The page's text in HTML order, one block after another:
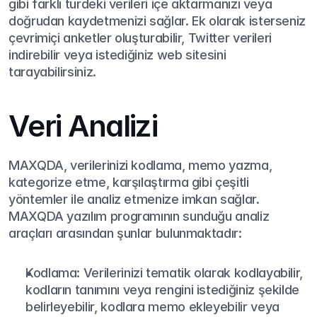
gibi farklı türdeki verileri içe aktarmanızı veya
doğrudan kaydetmenizi sağlar. Ek olarak isterseniz
çevrimiçi anketler oluşturabilir, Twitter verileri
indirebilir veya istediğiniz web sitesini
tarayabilirsiniz.
Veri Analizi
MAXQDA, verilerinizi kodlama, memo yazma,
kategorize etme, karşılaştırma gibi çeşitli
yöntemler ile analiz etmenize imkan sağlar.
MAXQDA yazılım programının sunduğu analiz
araçları arasından şunlar bulunmaktadır:
Kodlama: Verilerinizi tematik olarak kodlayabilir,
kodların tanımını veya rengini istediğiniz şekilde
belirleyebilir, kodlara memo ekleyebilir veya